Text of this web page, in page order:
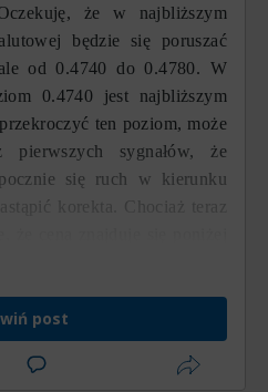
że w najbliższym
będzie się poruszać
od 0.4740 do 0.4780. W
0.4740 jest najbliższym
ten poziom, może
sygnałów, że
się ruch w kierunku
korekta. Chociaż teraz
post